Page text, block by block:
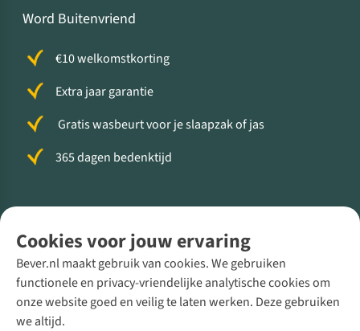
Cookies voor jouw ervaring
Bever.nl maakt gebruik van cookies. We gebruiken
functionele en privacy-vriendelijke analytische cookies om
onze website goed en veilig te laten werken. Deze gebruiken
we altijd.
Word Buitenvriend
€10 welkomstkorting
Extra jaar garantie
Gratis wasbeurt voor je slaapzak of jas
365 dagen bedenktijd
Direct advies van een Buitenexpert